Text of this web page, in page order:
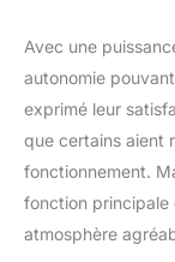
peut
qualité de
les
fumée et
trop sec,
veilleuse
Avec une
autonomie
exprimé leur
que certains aient
fonctionnement.
fonction principale
atmosphère